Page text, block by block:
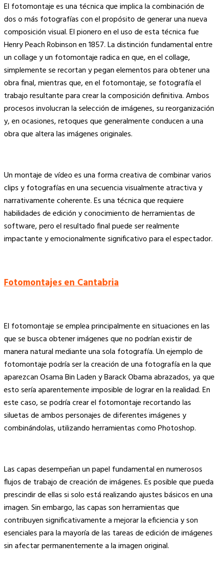
El fotomontaje es una técnica que implica la combinación de
dos o más fotografías con el propósito de generar una nueva
composición visual. El pionero en el uso de esta técnica fue
Henry Peach Robinson en 1857. La distinción fundamental entre
un collage y un fotomontaje radica en que, en el collage,
simplemente se recortan y pegan elementos para obtener una
obra final, mientras que, en el fotomontaje, se fotografía el
trabajo resultante para crear la composición definitiva. Ambos
procesos involucran la selección de imágenes, su reorganización
y, en ocasiones, retoques que generalmente conducen a una
obra que altera las imágenes originales.
Un montaje de vídeo es una forma creativa de combinar varios
clips y fotografías en una secuencia visualmente atractiva y
narrativamente coherente. Es una técnica que requiere
habilidades de edición y conocimiento de herramientas de
software, pero el resultado final puede ser realmente
impactante y emocionalmente significativo para el espectador.
Fotomontajes en Cantabria
El fotomontaje se emplea principalmente en situaciones en las
que se busca obtener imágenes que no podrían existir de
manera natural mediante una sola fotografía. Un ejemplo de
fotomontaje podría ser la creación de una fotografía en la que
aparezcan Osama Bin Laden y Barack Obama abrazados, ya que
esto sería aparentemente imposible de lograr en la realidad. En
este caso, se podría crear el fotomontaje recortando las
siluetas de ambos personajes de diferentes imágenes y
combinándolas, utilizando herramientas como Photoshop.
Las capas desempeñan un papel fundamental en numerosos
flujos de trabajo de creación de imágenes. Es posible que pueda
prescindir de ellas si solo está realizando ajustes básicos en una
imagen. Sin embargo, las capas son herramientas que
contribuyen significativamente a mejorar la eficiencia y son
esenciales para la mayoría de las tareas de edición de imágenes
sin afectar permanentemente a la imagen original.